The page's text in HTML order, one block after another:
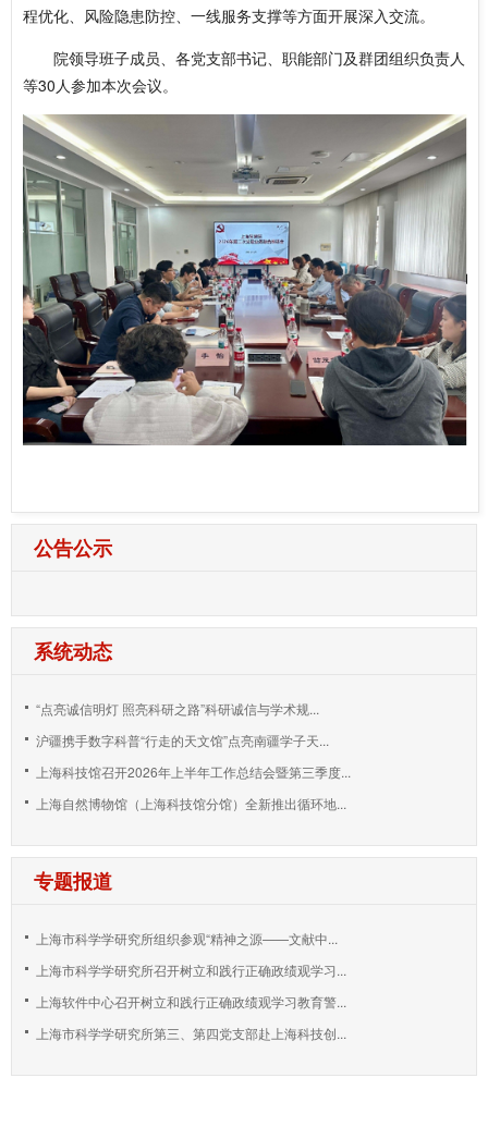
程优化、风险隐患防控、一线服务支撑等方面开展深入交流。
院领导班子成员、各党支部书记、职能部门及群团组织负责人
等30人参加本次会议。
公告公示
系统动态
“点亮诚信明灯 照亮科研之路”科研诚信与学术规...
沪疆携手数字科普“行走的天文馆”点亮南疆学子天...
上海科技馆召开2026年上半年工作总结会暨第三季度...
上海自然博物馆（上海科技馆分馆）全新推出循环地...
专题报道
上海市科学学研究所组织参观“精神之源——文献中...
上海市科学学研究所召开树立和践行正确政绩观学习...
上海软件中心召开树立和践行正确政绩观学习教育警...
上海市科学学研究所第三、第四党支部赴上海科技创...